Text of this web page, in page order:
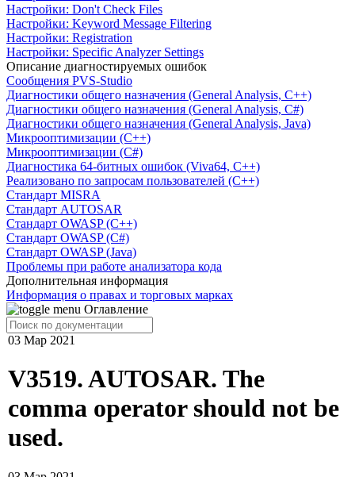
Настройки: Don't Check Files
Настройки: Keyword Message Filtering
Настройки: Registration
Настройки: Specific Analyzer Settings
Описание диагностируемых ошибок
Сообщения PVS-Studio
Диагностики общего назначения (General Analysis, C++)
Диагностики общего назначения (General Analysis, C#)
Диагностики общего назначения (General Analysis, Java)
Микрооптимизации (C++)
Микрооптимизации (C#)
Диагностика 64-битных ошибок (Viva64, C++)
Реализовано по запросам пользователей (C++)
Cтандарт MISRA
Стандарт AUTOSAR
Стандарт OWASP (C++)
Стандарт OWASP (C#)
Стандарт OWASP (Java)
Проблемы при работе анализатора кода
Дополнительная информация
Информация о правах и торговых марках
Оглавление
03 Мар 2021
V3519. AUTOSAR. The
comma operator should not be
used.